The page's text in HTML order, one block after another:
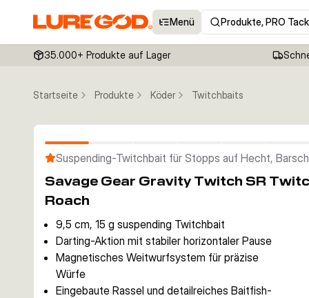
Menü Produkte, PRO
35.000+ Produkte auf Lager
Startseite Produkte Köder Twitchbaits
Suspending-Twitchbait für Stopps auf Hecht,
Savage Gear Gravity Twitch SR
Roach
9,5 cm, 15 g suspending Twitchbait
Darting-Aktion mit stabiler horizontaler Pause
Magnetisches Weitwurfsystem für präzise
Würfe
Eingebaute Rassel und detailreiches Baitfish-